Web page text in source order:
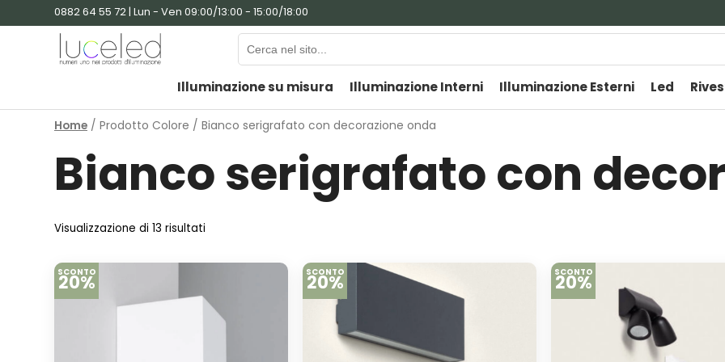
0882 64 55 72 | Lun - Ven 09:00/13:00 - 15:00/18:00
Illuminazione su misura Illuminazione Interni Illuminazione Esterni Led
Home / Prodotto Colore / Bianco serigrafato con decorazione onda
Bianco serigrafato con
Visualizzazione di 13 risultati
SCONTO
20% SCONTO
20% SCONTO
20%